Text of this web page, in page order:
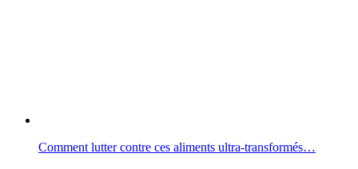
Comment lutter contre ces aliments ultra-transformés…